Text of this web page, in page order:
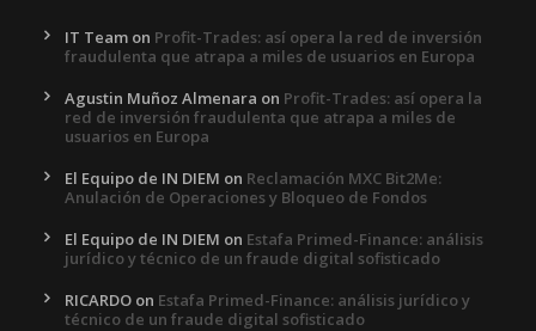
IT Team on Profit-Trades: así opera la red de inversión
fraudulenta que atrapa a miles de usuarios en Europa
Agustin Muñoz Almenara on Profit-Trades: así opera la
red de inversión fraudulenta que atrapa a miles de
usuarios en Europa
El Equipo de IN DIEM on Reclamación MXC Bit2Me:
Anulación de Operaciones y Bloqueo de Fondos
El Equipo de IN DIEM on Estafa Primed-Finance: análisis
jurídico y técnico de un fraude digital sofisticado
RICARDO on Estafa Primed-Finance: análisis jurídico y
técnico de un fraude digital sofisticado